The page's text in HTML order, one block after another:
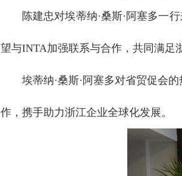
陈建忠对埃蒂纳·桑斯·阿塞多一
望与INTA加强联系与合作，共同满足
埃蒂纳·桑斯·阿塞多对省贸促会
作，携手助力浙江企业全球化发展。